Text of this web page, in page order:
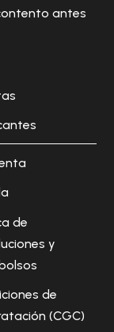
antes
de
y
de
(CGC)